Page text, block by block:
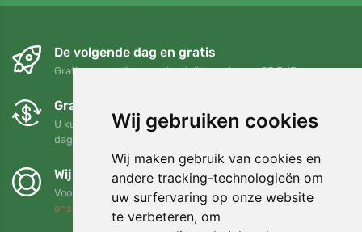
Wij gebruiken cookies
Wij maken gebruik van cookies en
andere tracking-technologieën om
uw surfervaring op onze website
te verbeteren, om
De volgende dag en gratis
Gratis verzending voor bestellingen boven 95 EUR
Gratis ruilen en retourneren
U kunt uw bestelling op elk gewenst moment binnen 90
dagen retourneren of ruilen
Wij steunen Trees.org
Voor elke bestelling planten we een boom! Lees meerOver
ons